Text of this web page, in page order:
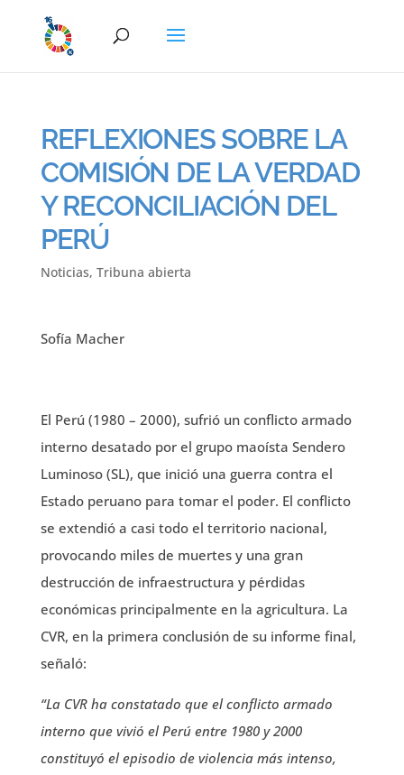
REFLEXIONES SOBRE LA
COMISIÓN DE LA VERDAD
Y RECONCILIACIÓN DEL
PERÚ
Noticias, Tribuna abierta
Sofía Macher
El Perú (1980 – 2000), sufrió un conflicto armado
interno desatado por el grupo maoísta Sendero
Luminoso (SL), que inició una guerra contra el
Estado peruano para tomar el poder. El conflicto
se extendió a casi todo el territorio nacional,
provocando miles de muertes y una gran
destrucción de infraestructura y pérdidas
económicas principalmente en la agricultura. La
CVR, en la primera conclusión de su informe final,
señaló:
“La CVR ha constatado que el conflicto armado
interno que vivió el Perú entre 1980 y 2000
constituyó el episodio de violencia más intenso,